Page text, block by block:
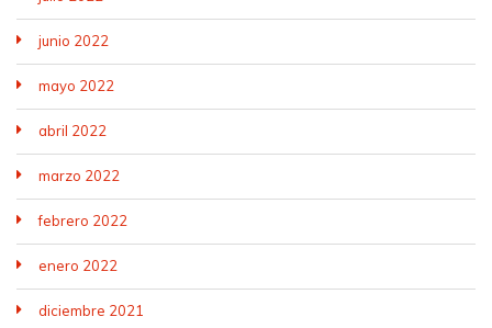
junio 2022
mayo 2022
abril 2022
marzo 2022
febrero 2022
enero 2022
diciembre 2021